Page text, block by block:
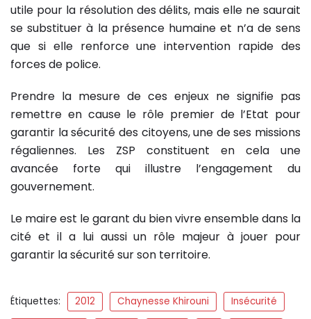
utile pour la résolution des délits, mais elle ne saurait
se substituer à la présence humaine et n’a de sens
que si elle renforce une intervention rapide des
forces de police.
Prendre la mesure de ces enjeux ne signifie pas
remettre en cause le rôle premier de l’Etat pour
garantir la sécurité des citoyens, une de ses missions
régaliennes. Les ZSP constituent en cela une
avancée forte qui illustre l’engagement du
gouvernement.
Le maire est le garant du bien vivre ensemble dans la
cité et il a lui aussi un rôle majeur à jouer pour
garantir la sécurité sur son territoire.
Étiquettes: 2012 Chaynesse Khirouni Insécurité